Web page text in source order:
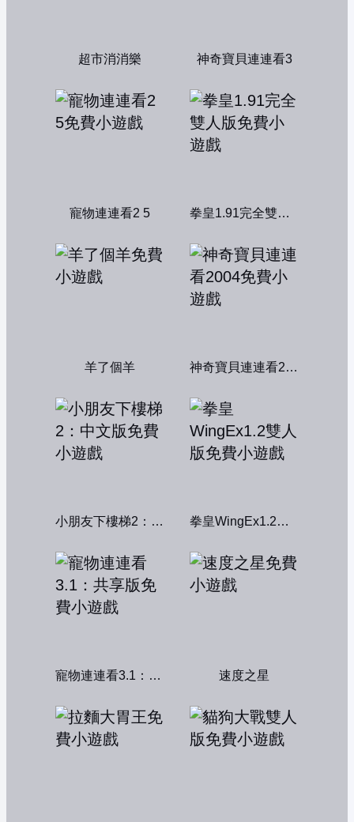
超市消消樂 神奇寶貝連連看3
寵物連連看2 5 拳皇1.91完全雙人版
羊了個羊 神奇寶貝連連看2004
小朋友下樓梯2：中文版 拳皇WingEx1.2雙人版
寵物連連看3.1：共享版 速度之星